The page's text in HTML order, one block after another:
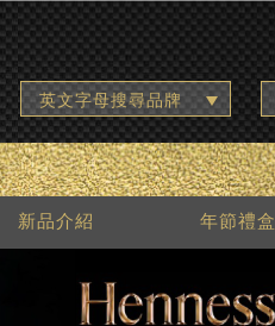
英文字母搜尋品牌
新品介紹 年節禮盒